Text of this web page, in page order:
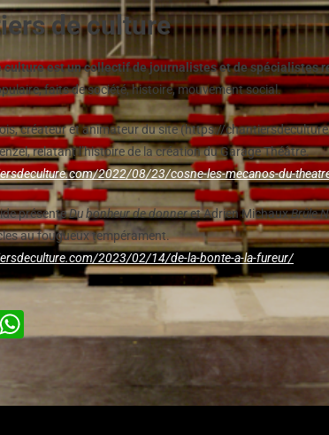
de culture
culture est un collectif de journalistes et de spécialistes
faits de société, histoire, mouvement social.
créateur et animateur du site (https://
relatant l’histoire de la création du Garage Théâtre.
2022/08/23/cosne-les-mecanos-du-
présenteDu bonheur de donneret Adrien MichauxBrûle
au fougueux tempérament.
2023/02/14/de-la-bonte-a-la-fureur/
WhatsApp